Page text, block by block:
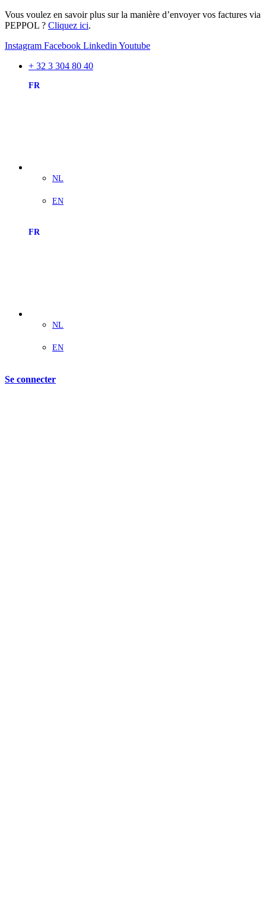
Vous voulez en savoir plus sur la manière d’envoyer vos factures via
PEPPOL ? Cliquez ici.
Instagram Facebook Linkedin Youtube
+ 32 3 304 80 40
Se connecter